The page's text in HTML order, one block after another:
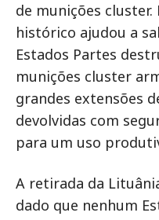
de munições
histórico ajudou a
Estados Partes
munições cluster
grandes extensões
devolvidas com
para um uso
A retirada da
dado que nenhum